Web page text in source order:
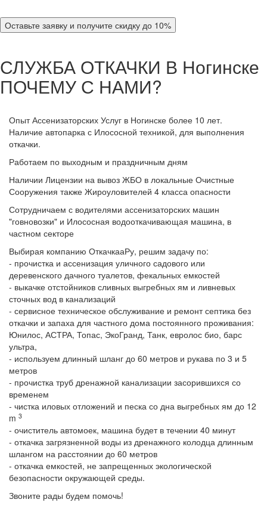
Оставьте заявку и получите скидку до 10%
СЛУЖБА ОТКАЧКИ В Ногинске
ПОЧЕМУ С НАМИ?
Опыт Ассенизаторских Услуг в Ногинске более 10 лет.
Наличие автопарка с Илососной техникой, для выполнения
откачки.
Работаем по выходным и праздничным дням
Наличии Лицензии на вывоз ЖБО в локальные Очистные
Сооружения также Жироуловителей 4 класса опасности
Сотрудничаем с водителями ассенизаторских машин
"говновозки" и Илососная водооткачивающая машина, в
частном секторе
Выбирая компанию ОткачкааРу, решим задачу по:
- прочистка и ассенизация уличного садового или
деревенского дачного туалетов, фекальных емкостей
- выкачке отстойников сливных выгребных ям и ливневых
сточных вод в канализаций
- сервисное техническое обслуживание и ремонт септика без
откачки и запаха для частного дома постоянного проживания:
Юнилос, АСТРА, Топас, ЭкоГранд, Танк, евролос био, барс
ультра,
- используем длинный шланг до 60 метров и рукава по 3 и 5
метров
- прочистка труб дренажной канализации засорившихся со
временем
- чистка иловых отложений и песка со дна выгребных ям до 12
m 3
- очиститель автомоек, машина будет в течении 40 минут
- откачка загрязненной воды из дренажного колодца длинным
шлангом на расстоянии до 60 метров
- откачка емкостей, не запрещенных экологической
безопасности окружающей среды.
Звоните рады будем помочь!